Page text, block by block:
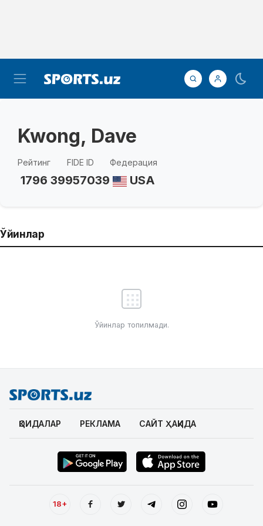
Kwong, Dave
Рейтинг
1796
FIDE ID
39957039
Федерация
USA
Ўйинлар
Ўйинлар топилмади.
ҚОИДАЛАР РЕКЛАМА САЙТ ҲАҚИДА
18+